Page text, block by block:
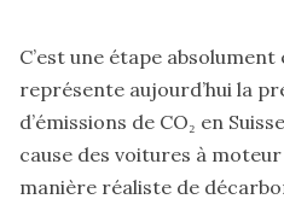
C’est une étape
représente aujourd’hui la
d’émissions de CO₂ en
cause des voitures à
manière réaliste de